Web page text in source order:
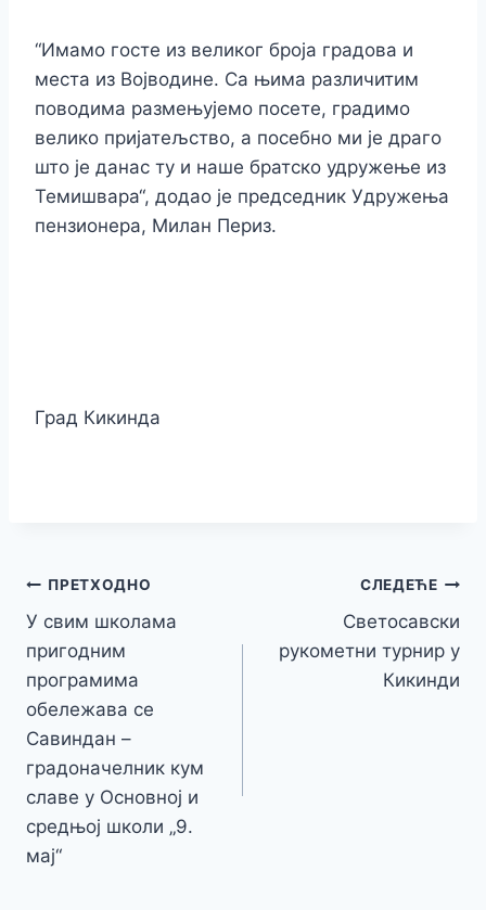
“Имамо госте из великог броја градова и
места из Војводине. Са њима различитим
поводима размењујемо посете, градимо
велико пријатељство, а посебно ми је драго
што је данас ту и наше братско удружење из
Темишвара“, додао је председник Удружења
пензионера, Милан Периз.
Град Кикинда
Кретање
чланка
ПРЕТХОДНО
У свим школама
пригодним
програмима
обележава се
Савиндан –
градоначелник кум
славе у Основној и
средњој школи „9.
мај“
СЛЕДЕЋЕ
Светосавски
рукометни турнир у
Кикинди